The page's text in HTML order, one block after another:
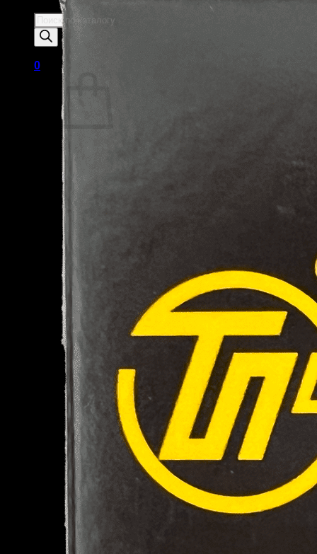
Поиск
товаров
0
Корзина пуста.
Вернуться в магазин